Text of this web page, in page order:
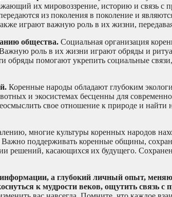
их мировоззрение, историю и связь с
из поколения в поколение и
играют важную роль в их жизни,
общества. Социальная организация
роль в их жизни играют обряды и
обряды помогают укрепить социальные
Коренные народы обладают глубоким
и экосистемах бесценны для
свое отношение к природе и найти
многие культуры коренных народов
поддерживать коренные общины,
решений, касающихся их будущего.
информации, а глубокий личный опыт,
к мудрости веков, ощутить связь с